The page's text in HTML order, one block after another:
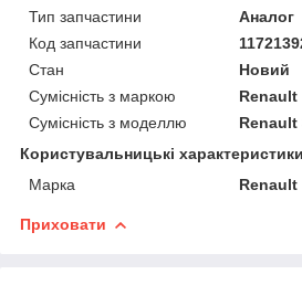
Тип запчастини
Аналог
Код запчастини
Стан
Новий
Сумісність з маркою
Renault
Сумісність з моделлю
Renault
Користувальницькі характеристики
Марка
Renault
Приховати